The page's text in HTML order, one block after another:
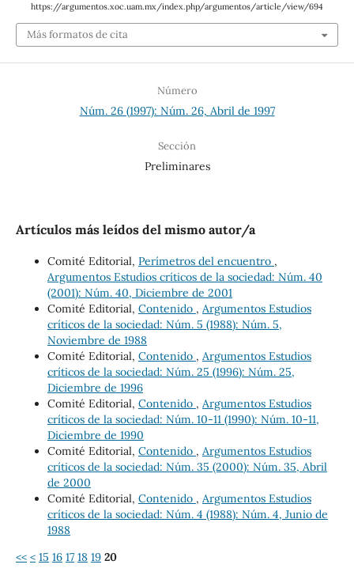
https://argumentos.xoc.uam.mx/index.php/argumentos/article/view/694
Más formatos de cita
Número
Núm. 26 (1997): Núm. 26, Abril de 1997
Sección
Preliminares
Artículos más leídos del mismo autor/a
Comité Editorial, Perímetros del encuentro ,
Argumentos Estudios críticos de la sociedad: Núm. 40
(2001): Núm. 40, Diciembre de 2001
Comité Editorial, Contenido , Argumentos Estudios
críticos de la sociedad: Núm. 5 (1988): Núm. 5,
Noviembre de 1988
Comité Editorial, Contenido , Argumentos Estudios
críticos de la sociedad: Núm. 25 (1996): Núm. 25,
Diciembre de 1996
Comité Editorial, Contenido , Argumentos Estudios
críticos de la sociedad: Núm. 10-11 (1990): Núm. 10-11,
Diciembre de 1990
Comité Editorial, Contenido , Argumentos Estudios
críticos de la sociedad: Núm. 35 (2000): Núm. 35, Abril
de 2000
Comité Editorial, Contenido , Argumentos Estudios
críticos de la sociedad: Núm. 4 (1988): Núm. 4, Junio de
1988
<< < 15 16 17 18 19 20